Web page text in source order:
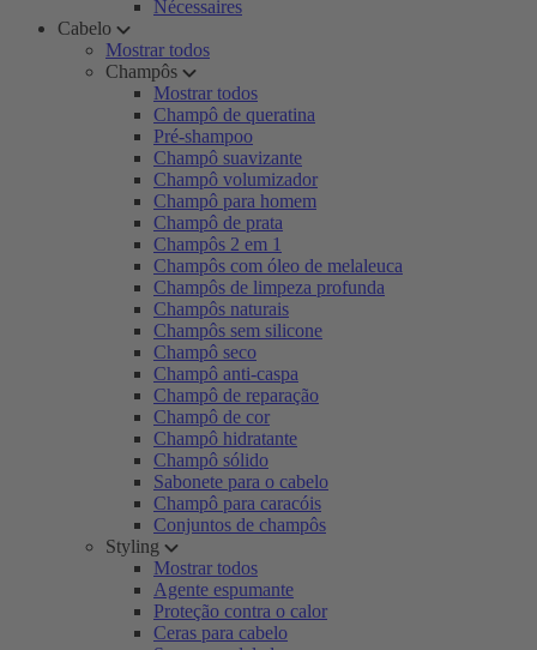
Nécessaires
Cabelo
Mostrar todos
Champôs
Mostrar todos
Champô de queratina
Pré-shampoo
Champô suavizante
Champô volumizador
Champô para homem
Champô de prata
Champôs 2 em 1
Champôs com óleo de melaleuca
Champôs de limpeza profunda
Champôs naturais
Champôs sem silicone
Champô seco
Champô anti-caspa
Champô de reparação
Champô de cor
Champô hidratante
Champô sólido
Sabonete para o cabelo
Champô para caracóis
Conjuntos de champôs
Styling
Mostrar todos
Agente espumante
Proteção contra o calor
Ceras para cabelo